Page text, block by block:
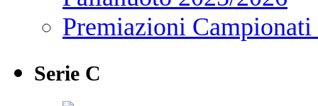
Premiazioni
Serie C